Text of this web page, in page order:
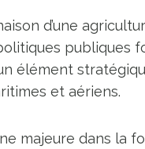
d’une
publiques
élément
et aériens.
majeure dans la